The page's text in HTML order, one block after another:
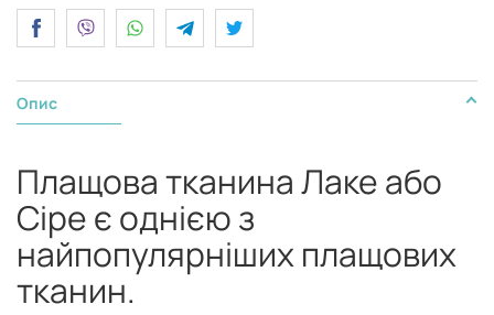
Опис
Плащова тканина Лаке або
Сіре є однією з
найпопулярніших плащових
тканин.